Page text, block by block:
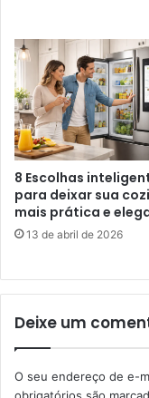
8 Escolhas
para deixar sua
mais prática e
13 de abril de 2026
Deixe um
O seu endereço de e-
obrigatórios são